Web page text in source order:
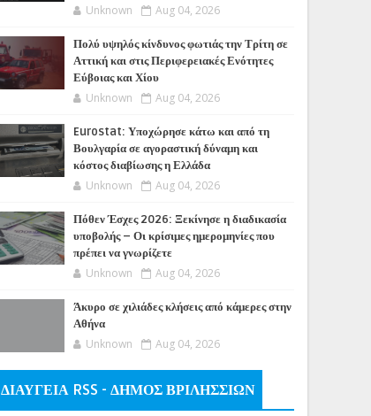
Unknown Aug 04, 2026
Πολύ υψηλός κίνδυνος φωτιάς την Τρίτη σε
Αττική και στις Περιφερειακές Ενότητες
Εύβοιας και Χίου
Unknown Aug 04, 2026
Eurostat: Υποχώρησε κάτω και από τη
Βουλγαρία σε αγοραστική δύναμη και
κόστος διαβίωσης η Ελλάδα
Unknown Aug 04, 2026
Πόθεν Έσχες 2026: Ξεκίνησε η διαδικασία
υποβολής – Οι κρίσιμες ημερομηνίες που
πρέπει να γνωρίζετε
Unknown Aug 04, 2026
Άκυρο σε χιλιάδες κλήσεις από κάμερες στην
Αθήνα
Unknown Aug 04, 2026
ΔΙΑΥΓΕΙΑ RSS - ΔΗΜΟΣ ΒΡΙΛΗΣΣΙΩΝ